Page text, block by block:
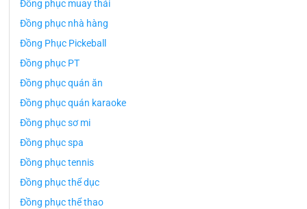
Đồng phục muay thái
Đồng phục nhà hàng
Đồng Phục Pickeball
Đồng phục PT
Đồng phục quán ăn
Đồng phục quán karaoke
Đồng phục sơ mi
Đồng phục spa
Đồng phục tennis
Đồng phục thể dục
Đồng phục thể thao